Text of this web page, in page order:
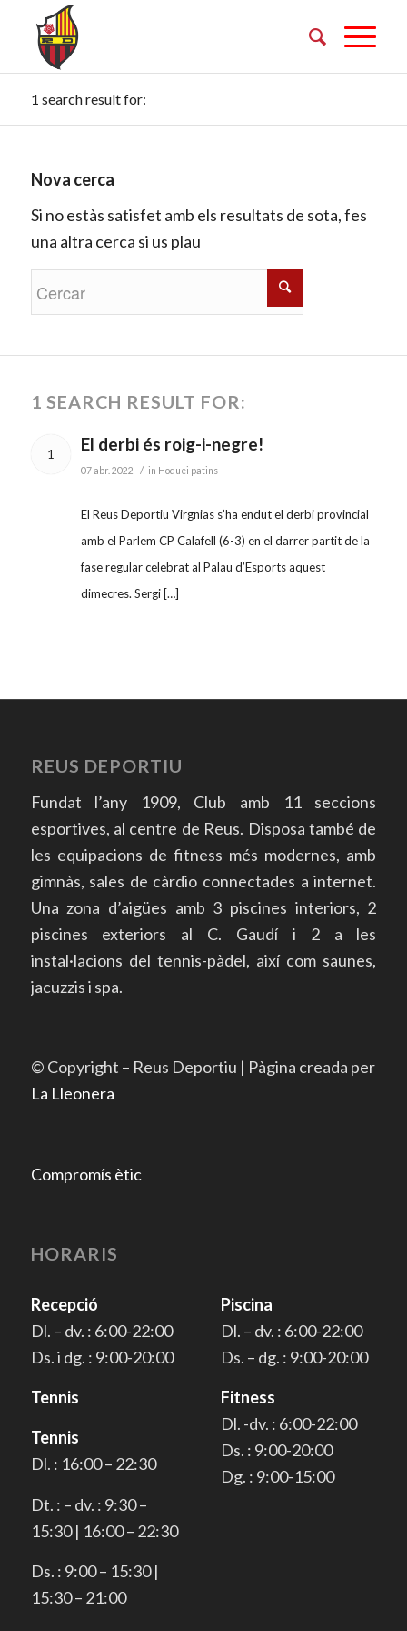
1 search result for:
Nova cerca
Si no estàs satisfet amb els resultats de sota, fes
una altra cerca si us plau
1 SEARCH RESULT FOR:
1 El derbi és roig-i-negre!
07 abr. 2022 / in Hoquei patins
El Reus Deportiu Virgnias s’ha endut el derbi provincial
amb el Parlem CP Calafell (6-3) en el darrer partit de la
fase regular celebrat al Palau d’Esports aquest
dimecres. Sergi […]
REUS DEPORTIU
Fundat l’any 1909, Club amb 11 seccions
esportives, al centre de Reus. Disposa també de
les equipacions de fitness més modernes, amb
gimnàs, sales de càrdio connectades a internet.
Una zona d’aigües amb 3 piscines interiors, 2
piscines exteriors al C. Gaudí i 2 a les
instal·lacions del tennis-pàdel, així com saunes,
jacuzzis i spa.
© Copyright – Reus Deportiu | Pàgina creada per
La Lleonera
Compromís ètic
HORARIS
Recepció
Dl. – dv. : 6:00-22:00
Ds. i dg. : 9:00-20:00
Tennis
Tennis
Dl. : 16:00 – 22:30
Dt. : – dv. : 9:30 –
15:30 | 16:00 – 22:30
Ds. : 9:00 – 15:30 |
15:30 – 21:00
Piscina
Dl. – dv. : 6:00-22:00
Ds. – dg. : 9:00-20:00
Fitness
Dl. -dv. : 6:00-22:00
Ds. : 9:00-20:00
Dg. : 9:00-15:00